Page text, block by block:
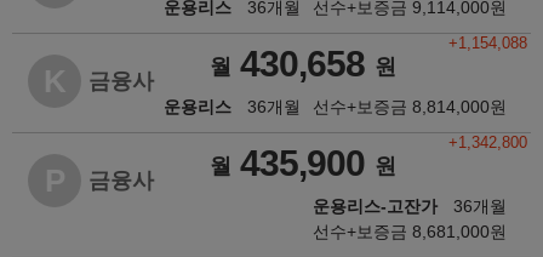
운용리스 36개월 선수+보증금 9,114,000원
K 금융사
운용리스
월 430,658 원
+1,154,088
36개월 선수+보증금 8,814,000원
P 금융사
운용리스-고잔가
월 435,900 원
+1,342,800
36개월
선수+보증금 8,681,000원